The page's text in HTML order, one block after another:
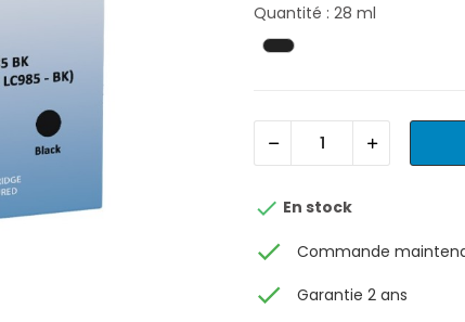
Quantité : 28 ml
 En stock
check Commande
check Garantie 2 ans